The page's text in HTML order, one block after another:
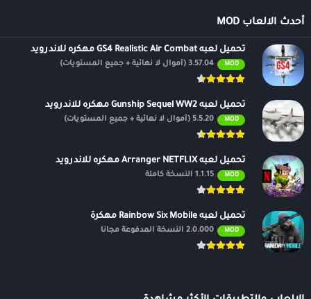
أحدث الالعاب MOD
تحميل لعبه GS4 Realistic Air Combat مهكره للاندرويد
MOD 3.57.04 (أموال لا نهائية + جميع المستويات)
تحميل لعبه Gunship Sequel WW2 مهكره للاندرويد
MOD 5.5.20 (أموال لا نهائية + جميع المستويات)
تحميل لعبه Arranger NETFLIX مهكره للاندرويد
MOD 1.1.15 النسخة كاملة
تحميل لعبه Rainbow Six Mobile مهكرة
MOD 2.0.000 النسخة المدفوعة مجانًا